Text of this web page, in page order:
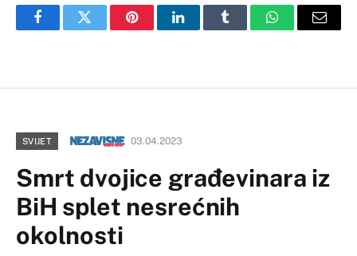
FacebookTwitter PinterestLinkedInTumblr WhatsAppEmail
SVIJET 03.04.2023
Smrt dvojice građevinara iz
BiH splet nesrećnih
okolnosti